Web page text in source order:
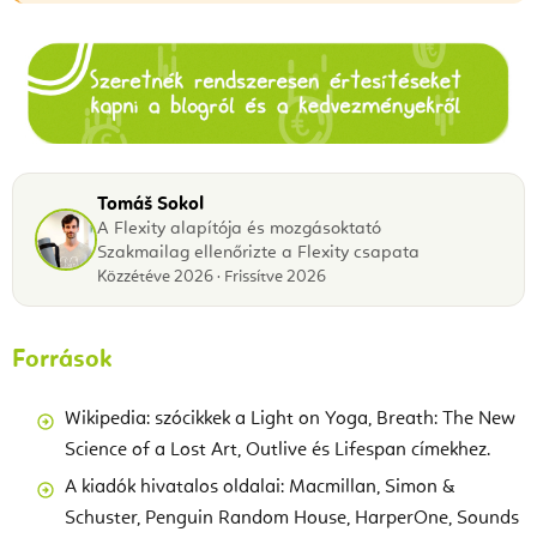
Tomáš Sokol
A Flexity alapítója és mozgásoktató
Szakmailag ellenőrizte a Flexity csapata
Közzétéve 2026 · Frissítve 2026
Források
Wikipedia: szócikkek a Light on Yoga, Breath: The New
Science of a Lost Art, Outlive és Lifespan címekhez.
A kiadók hivatalos oldalai: Macmillan, Simon &
Schuster, Penguin Random House, HarperOne, Sounds